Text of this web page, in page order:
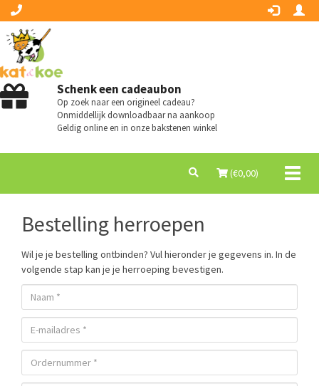
Schenk een cadeaubon
Op zoek naar een origineel cadeau?
Onmiddellijk downloadbaar na aankoop
Geldig online en in onze bakstenen winkel
(€0,00)
Bestelling herroepen
Wil je je bestelling ontbinden? Vul hieronder je gegevens in. In de
volgende stap kan je je herroeping bevestigen.